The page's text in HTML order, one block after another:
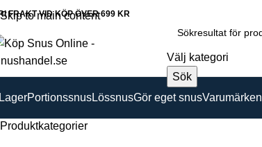
Skip to main content
FRAKT VID KÖP ÖVER 699 KR
Välj kategori
Sök
PortionssnusLössnusGör eget snusVarumärken
Produktkategorier